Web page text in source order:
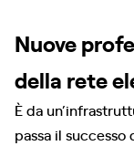
Nuove
della rete
È da
passa il